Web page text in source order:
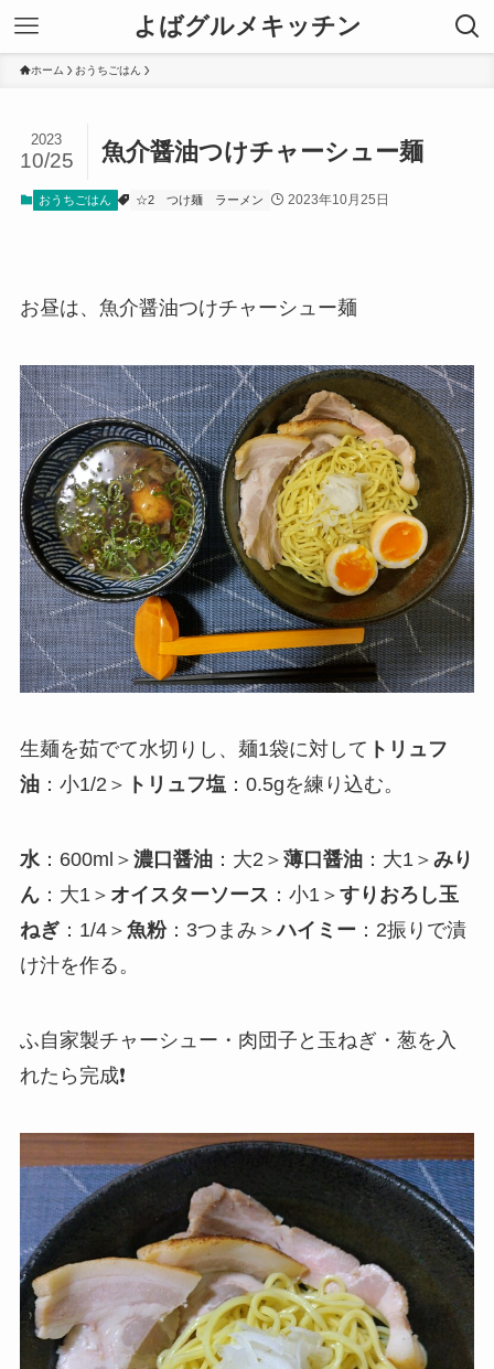
よばグルメキッチン
ホーム おうちごはん
魚介醤油つけチャーシュー麺
2023
10/25
おうちごはん ☆2 つけ麺 ラーメン 2023年10月25日
お昼は、魚介醤油つけチャーシュー麺
生麺を茹でて水切りし、麺1袋に対して トリュフ
油：小1/2＞ トリュフ塩 ：0.5gを練り込む。
水：600ml＞ 濃口醤油：大2＞ 薄口醤油：大1＞ みり
ん：大1＞ オイスターソース ：小1＞ すりおろし玉
ねぎ：1/4＞ 魚粉：3つまみ＞ハイミー ：2振りで漬
け汁を作る。
ふ自家製チャーシュー・肉団子と玉ねぎ・葱を入
れたら完成❗